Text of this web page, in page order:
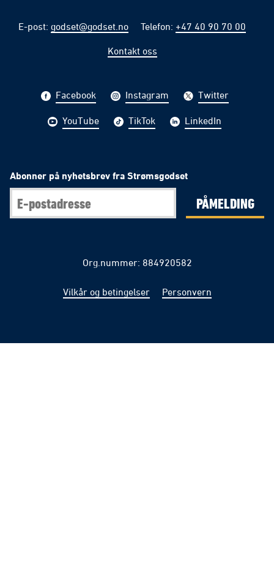
E-post: godset@godset.no Telefon: +47 40 90 70 00
Kontakt oss
Facebook Instagram Twitter
YouTube TikTok LinkedIn
Abonner på nyhetsbrev fra Strømsgodset
PÅMELDING
Org.nummer: 884920582
Vilkår og betingelser Personvern